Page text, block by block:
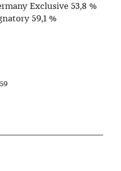
Exclusive 53,8 %
59,1 %